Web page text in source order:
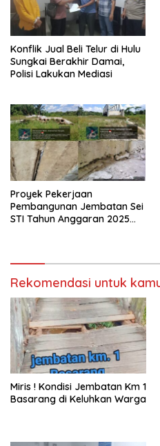
Konflik Jual Beli Telur di Hulu
Sungkai Berakhir Damai,
Polisi Lakukan Mediasi
Proyek Pekerjaan
Pembangunan Jembatan Sei
STI Tahun Anggaran 2025
Rekomendasi untuk
Miris ! Kondisi Jembatan Km 1
Basarang di Keluhkan Warga